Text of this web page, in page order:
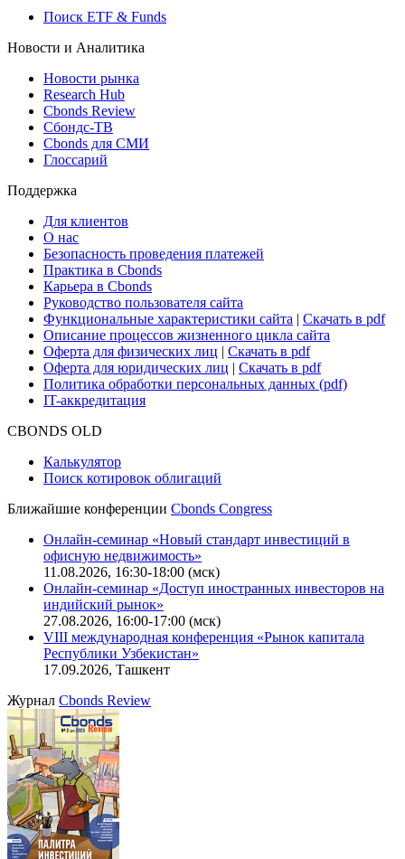
Поиск ETF & Funds
Новости и Аналитика
Новости рынка
Research Hub
Cbonds Review
Сбондс-ТВ
Cbonds для СМИ
Глоссарий
Поддержка
Для клиентов
О нас
Безопасность проведения платежей
Практика в Cbonds
Карьера в Cbonds
Руководство пользователя сайта
Функциональные характеристики сайта | Скачать в pdf
Описание процессов жизненного цикла сайта
Оферта для физических лиц | Скачать в pdf
Оферта для юридических лиц | Скачать в pdf
Политика обработки персональных данных (pdf)
IT-аккредитация
CBONDS OLD
Калькулятор
Поиск котировок облигаций
Ближайшие конференции Cbonds Congress
Онлайн-семинар «Новый стандарт инвестиций в
офисную недвижимость»
11.08.2026, 16:30-18:00 (мск)
Онлайн-семинар «Доступ иностранных инвесторов на
индийский рынок»
27.08.2026, 16:00-17:00 (мск)
VIII международная конференция «Рынок капитала
Республики Узбекистан»
17.09.2026, Ташкент
Журнал Cbonds Review